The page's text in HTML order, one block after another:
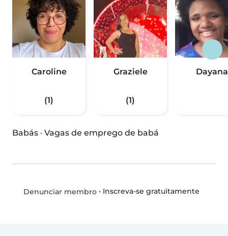
Caroline
(1)
Graziele
(1)
Dayana
Babás · Vagas de emprego de babá
Denunciar membro• Inscreva-se gratuitamente